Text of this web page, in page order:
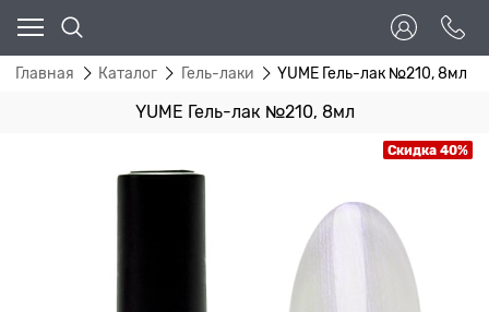
Главная Каталог Гель-лаки YUME Гель-лак №210, 8мл
YUME Гель-лак №210, 8мл
Скидка 40%